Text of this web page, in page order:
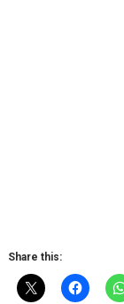
Share this: